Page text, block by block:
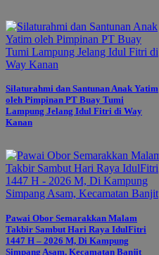
Silaturahmi dan Santunan Anak Yatim
oleh Pimpinan PT Buay Tumi
Lampung Jelang Idul Fitri di Way
Kanan
Pawai Obor Semarakkan Malam
Takbir Sambut Hari Raya IdulFitri
1447 H – 2026 M, Di Kampung
Simpang Asam, Kecamatan Banjit